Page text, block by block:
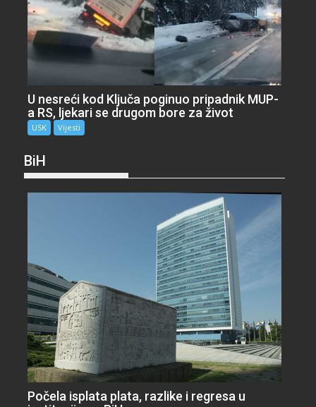
U nesreći kod Ključa poginuo pripadnik MUP-
a RS, ljekari se drugom bore za život
USK Vijesti
BiH
Počela isplata plata, razlike i regresa u